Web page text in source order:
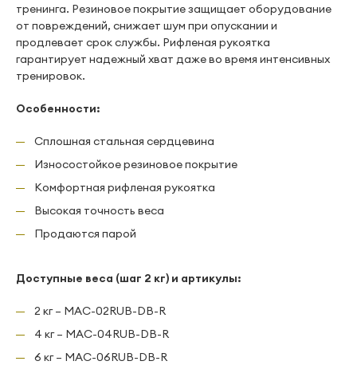
тренинга. Резиновое покрытие защищает оборудование
от повреждений, снижает шум при опускании и
продлевает срок службы. Рифленая рукоятка
гарантирует надежный хват даже во время интенсивных
тренировок.
Особенности:
Сплошная стальная сердцевина
Износостойкое резиновое покрытие
Комфортная рифленая рукоятка
Высокая точность веса
Продаются парой
Доступные веса (шаг 2 кг) и артикулы:
2 кг – MAC-02RUB-DB-R
4 кг – MAC-04RUB-DB-R
6 кг – MAC-06RUB-DB-R